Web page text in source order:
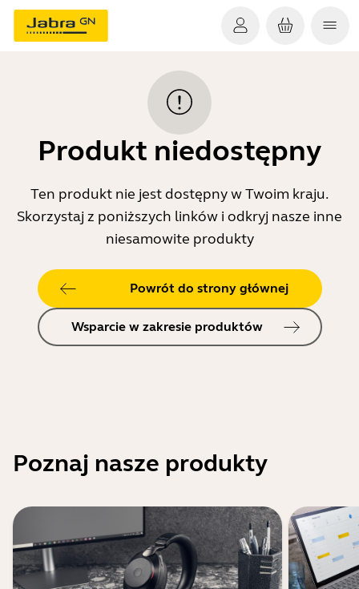
Produkt niedostępny
Ten produkt nie jest dostępny w Twoim kraju.
Skorzystaj z poniższych linków i odkryj nasze inne
niesamowite produkty
Powrót do strony głównej
Wsparcie w zakresie produktów
Poznaj nasze produkty